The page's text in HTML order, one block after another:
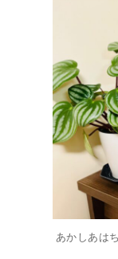
あかしあは